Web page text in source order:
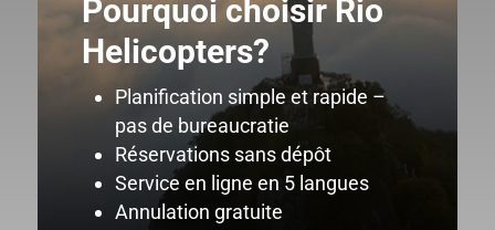
Pourquoi choisir Rio
Helicopters?
Planification simple et rapide –
pas de bureaucratie
Réservations sans dépôt
Service en ligne en 5 langues
Annulation gratuite